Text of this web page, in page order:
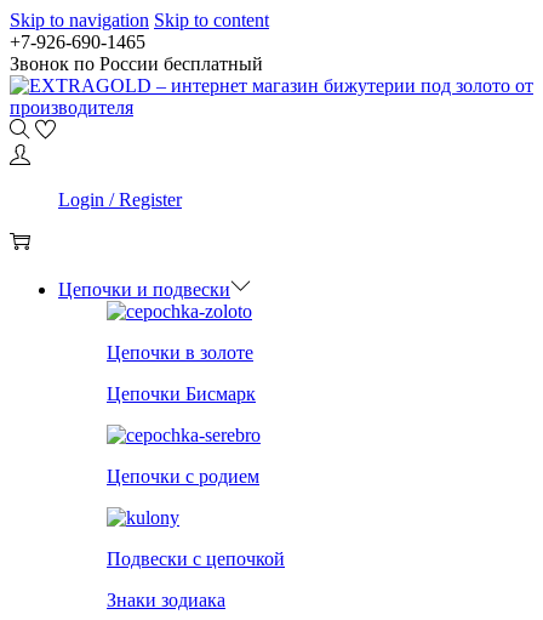
Skip to navigation Skip to content
+7-926-690-1465
Звонок по России бесплатный
Login / Register
Цепочки и подвески
Цепочки в золоте
Цепочки Бисмарк
Цепочки с родием
Подвески с цепочкой
Знаки зодиака